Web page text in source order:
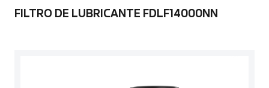
FILTRO DE LUBRICANTE FDLF14000NN